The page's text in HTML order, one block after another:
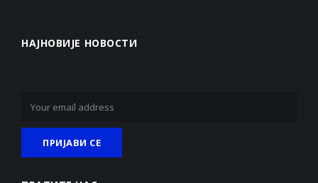
НАЈНОВИЈЕ НОВОСТИ